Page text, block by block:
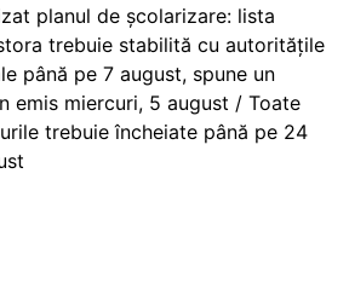
planul de școlarizare: lista
trebuie stabilită cu autoritățile
până pe 7 august, spune un
emis miercuri, 5 august / Toate
trebuie încheiate până pe 24